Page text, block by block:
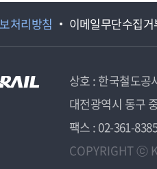
처리방침 이메일무단수집거
상호 : 한국철도공
대전광역시 동구
팩스 : 02-361-
COPYRIGHT ⓒ